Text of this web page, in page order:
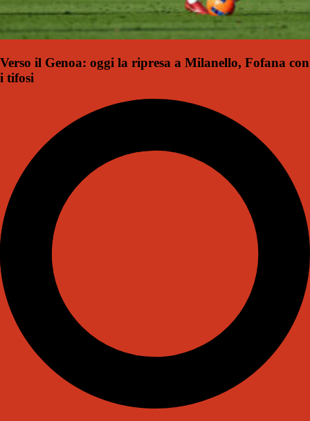
Verso il Genoa: oggi la ripresa a Milanello, Fofana con
i tifosi